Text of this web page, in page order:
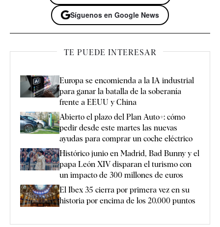
Síguenos en Google News
TE PUEDE INTERESAR
Europa se encomienda a la IA industrial
para ganar la batalla de la soberanía
frente a EEUU y China
Abierto el plazo del Plan Auto+: cómo
pedir desde este martes las nuevas
ayudas para comprar un coche eléctrico
Histórico junio en Madrid, Bad Bunny y el
papa León XIV disparan el turismo con
un impacto de 300 millones de euros
El Ibex 35 cierra por primera vez en su
historia por encima de los 20.000 puntos